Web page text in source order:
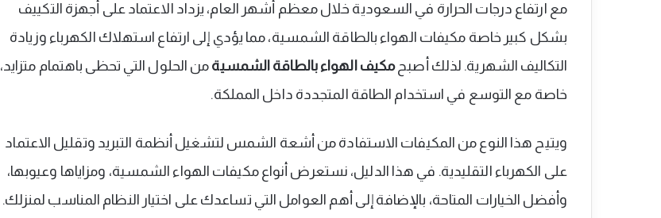
مع ارتفاع درجات الحرارة في السعودية خلال معظم أشهر العام، يزداد الاعتماد على أجهزة التكييف
بشكل كبير خاصة مكيفات الهواء بالطاقة الشمسية، مما يؤدي إلى ارتفاع استهلاك الكهرباء وزيادة
التكاليف الشهرية. لذلك أصبحمكيف الهواء بالطاقة الشمسية من الحلول التي تحظى باهتمام متزايد،
خاصة مع التوسع في استخدام الطاقة المتجددة داخل المملكة.
ويتيح هذا النوع من المكيفات الاستفادة من أشعة الشمس لتشغيل أنظمة التبريد وتقليل الاعتماد
على الكهرباء التقليدية. في هذا الدليل، نستعرض أنواع مكيفات الهواء الشمسية، ومزاياها وعيوبها،
وأفضل الخيارات المتاحة، بالإضافة إلى أهم العوامل التي تساعدك على اختيار النظام المناسب لمنزلك.